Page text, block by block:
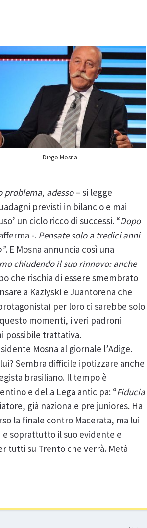
Diego Mosna
problema, adesso– si legge
previsti in bilancio e mai
un ciclo ricco di successi. “Dopo
-. Pensate solo a tredici anni
. E Mosna annuncia così una
chiudendo il suo rinnovo: anche
che rischia di essere smembrato
a Kaziyski e Juantorena che
per loro ci sarebbe solo
momenti, i veri padroni
possibile trattativa.
Mosna al giornale l’Adige.
Sembra difficile ipotizzare anche
brasiliano. Il tempo è
e della Lega anticipa: “Fiducia
già nazionale pre juniores. Ha
la finale contro Macerata, ma lui
soprattutto il suo evidente e
tutti su Trento che verrà. Metà